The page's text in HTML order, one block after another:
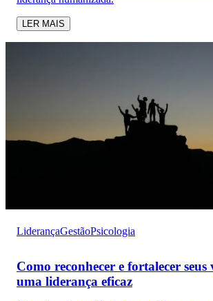
LER MAIS
LiderançaGestãoPsicologia
Como reconhecer e fortalecer seus
uma liderança eficaz